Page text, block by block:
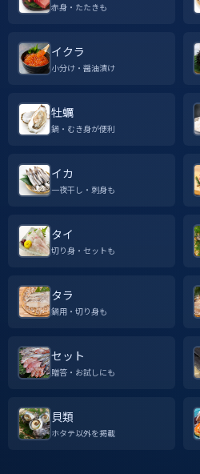
赤身・たたきも
イクラ
小分け・醤油漬け
牡蠣
鍋・むき身が便利
イカ
一夜干し・刺身も
タイ
切り身・セットも
タラ
鍋用・切り身も
セット
贈答・お試しにも
貝類
ホタテ以外を掲載